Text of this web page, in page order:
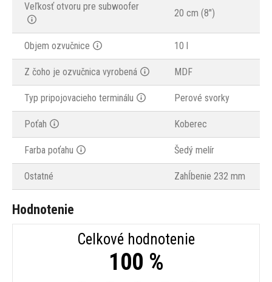
Veľkosť otvoru pre subwoofer
20 cm (8")
Objem ozvučnice 10 l
Z čoho je ozvučnica vyrobená MDF
Typ pripojovacieho terminálu Perové svorky
Poťah Koberec
Farba poťahu Šedý melír
Ostatné Zahĺbenie 232 mm
Hodnotenie
Celkové hodnotenie
100 %